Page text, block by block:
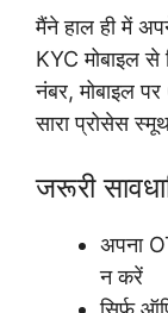
मैंने हाल ही में
KYC मोबाइल से
नंबर, मोबाइल
सारा प्रोसेस
जरूरी
अपना
न करें